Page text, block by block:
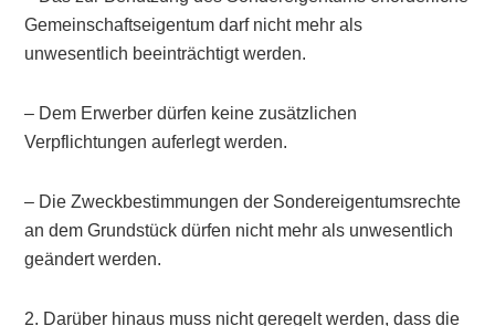
Gemeinschaftseigentum darf nicht mehr als
unwesentlich beeinträchtigt werden.
– Dem Erwerber dürfen keine zusätzlichen
Verpflichtungen auferlegt werden.
– Die Zweckbestimmungen der Sondereigentumsrechte
an dem Grundstück dürfen nicht mehr als unwesentlich
geändert werden.
2. Darüber hinaus muss nicht geregelt werden, dass die